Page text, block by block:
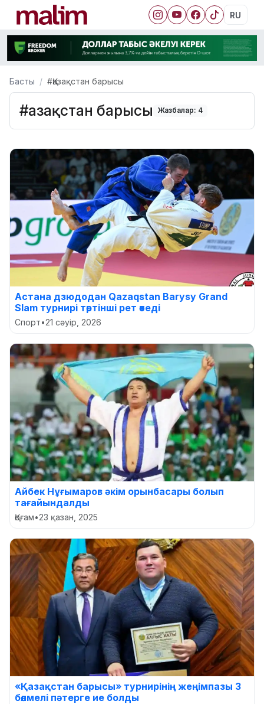
RU
Басты #Қазақстан барысы
#Қазақстан барысы Жазбалар: 4
Астана дзюдодан Qazaqstan Barysy Grand
Slam турнирі төртінші рет өтеді
Спорт•21 сәуір, 2026
Айбек Нұғымаров әкім орынбасары болып
тағайындалды
Қоғам•23 қазан, 2025
«Қазақстан барысы» турнирінің жеңімпазы 3
бөлмелі пәтерге ие болды